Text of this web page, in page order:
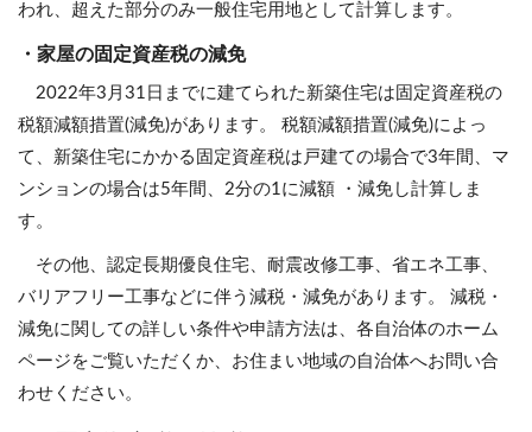
われ、超えた部分のみ一般住宅用地として計算します。
・家屋の固定資産税の減免
2022年3月31日までに建てられた新築住宅は固定資産税の
税額減額措置(減免)があります。 税額減額措置(減免)によっ
て、新築住宅にかかる固定資産税は戸建ての場合で3年間、マ
ンションの場合は5年間、2分の1に減額 ・減免し計算しま
す。
その他、認定長期優良住宅、耐震改修工事、省エネ工事、
バリアフリー工事などに伴う減税・減免があります。 減税・
減免に関しての詳しい条件や申請方法は、各自治体のホーム
ページをご覧いただくか、お住まい地域の自治体へお問い合
わせください。